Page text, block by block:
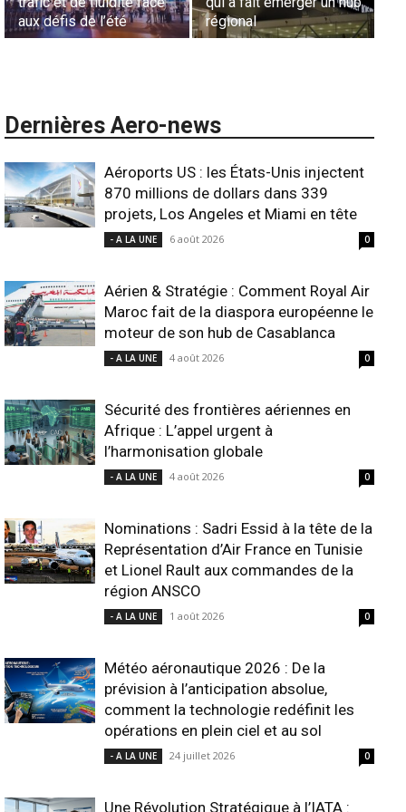
l’harmonisation
régional
Dernières Aero-news
Aéroports US : les États-Unis injectent
870 millions de dollars dans 339
projets, Los Angeles et Miami en tête
- A LA UNE 6 août 2026 0
Aérien & Stratégie : Comment Royal Air
Maroc fait de la diaspora européenne le
moteur de son hub de Casablanca
- A LA UNE 4 août 2026 0
Sécurité des frontières aériennes en
Afrique : L’appel urgent à
l’harmonisation globale
- A LA UNE 4 août 2026 0
Nominations : Sadri Essid à la tête de la
Représentation d’Air France en Tunisie
et Lionel Rault aux commandes de la
région ANSCO
- A LA UNE 1 août 2026 0
Météo aéronautique 2026 : De la
prévision à l’anticipation absolue,
comment la technologie redéfinit les
opérations en plein ciel et au sol
- A LA UNE 24 juillet 2026 0
Une Révolution Stratégique à l’IATA :